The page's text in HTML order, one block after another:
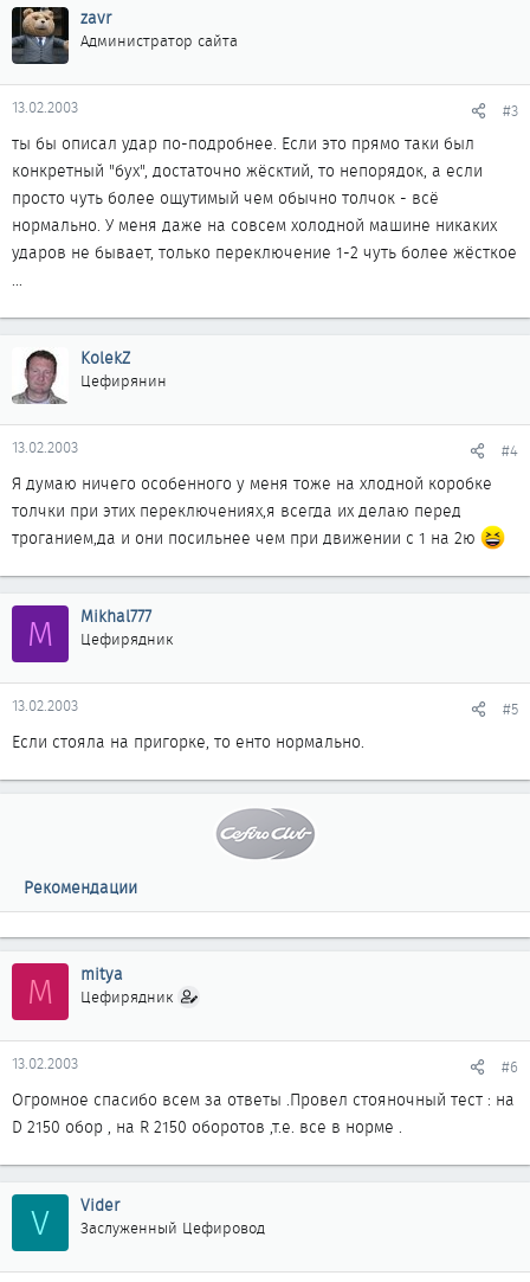
zavr
Администратор сайта
13.02.2003 #3
ты бы описал удар по-подробнее. Если это прямо таки был
конкретный "бух", достаточно жёсктий, то непорядок, а если
просто чуть более ощутимый чем обычно толчок - всё
нормально. У меня даже на совсем холодной машине никаких
ударов не бывает, только переключение 1-2 чуть более жёсткое
...
KolekZ
Цефирянин
13.02.2003 #4
Я думаю ничего особенного у меня тоже на хлодной коробке
толчки при этих переключениях,я всегда их делаю перед
троганием,да и они посильнее чем при движении с 1 на 2ю
M Mikhal777
Цефирядник
13.02.2003 #5
Если стояла на пригорке, то енто нормально.
Рекомендации
M mitya
Цефирядник
13.02.2003 #6
Огромное спасибо всем за ответы .Провел стояночный тест : на
D 2150 обор , на R 2150 оборотов ,т.е. все в норме .
V Vider
Заслуженный Цефировод